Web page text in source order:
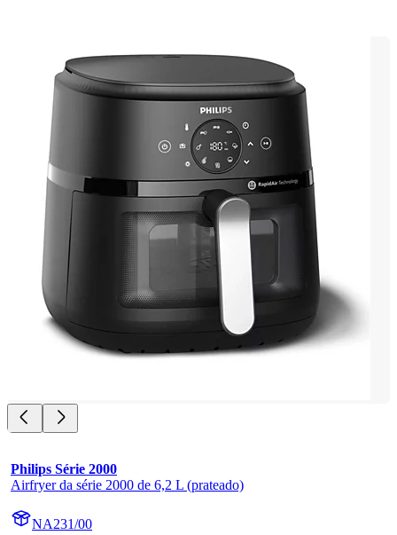
Philips Série 2000
Airfryer da série 2000 de 6,2 L (prateado)
NA231/00